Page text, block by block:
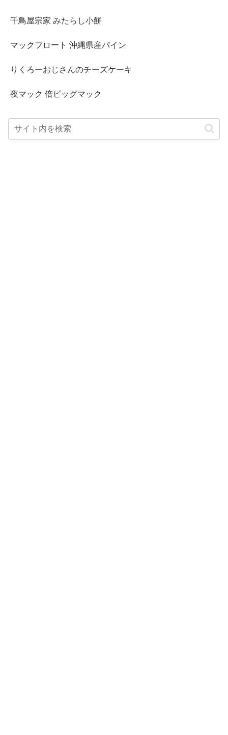
千鳥屋宗家 みたらし小餅
マックフロート 沖縄県産パイン
りくろーおじさんのチーズケーキ
夜マック 倍ビッグマック